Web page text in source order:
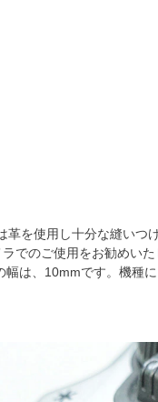
を使用し十分な縫いつ
でのご使用をお勧めいた
は、10mmです。機種